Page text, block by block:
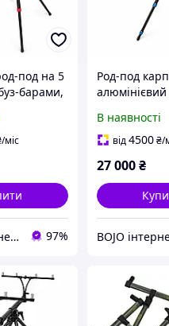
под на 5
барами,
/міс
BOJO інтернет-магазин 97%
Род-под
ніжками, 10
В наявності
від4500 ₴/
27 000 ₴